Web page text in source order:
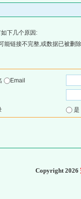
下几个原因:
能链接不完整,或数据已被删
Email
Copyright 2026